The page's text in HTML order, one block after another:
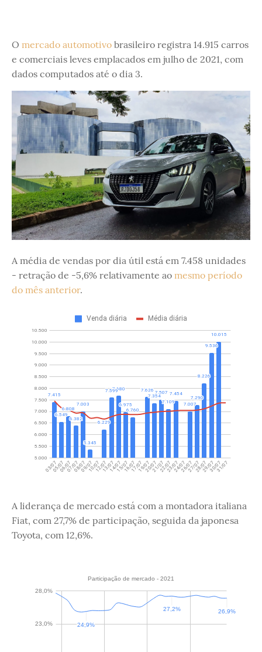
O mercado automotivo brasileiro registra 14.915 carros
e comerciais leves emplacados em julho de 2021, com
dados computados até o dia 3.
A média de vendas por dia útil está em 7.458 unidades
- retração de -5,6% relativamente ao mesmo período
do mês anterior.
A liderança de mercado está com a montadora italiana
Fiat, com 27,7% de participação, seguida da japonesa
Toyota, com 12,6%.